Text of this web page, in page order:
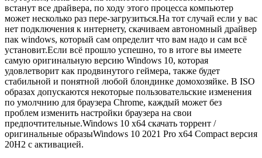
встанут все драйвера, по ходу этого процесса компьютер
может несколько раз пере-загрузиться.На тот случай если у вас
нет подключения к интернету, скачиваем автономный драйвер
пак windows, который сам определит что вам надо и сам всё
установит.Если всё прошло успешно, то в итоге вы имеете
самую оригинальную версию Windows 10, которая
удовлетворит как продвинутого геймера, также будет
стабильной и понятной любой блондинке домохозяйке. В ISO
образах допускаются некоторые пользовательские изменения
по умолчнию для браузера Chrome, каждый может без
проблем изменить настройки браузера на свои
предпочтительные.Windows 10 x64 скачать торрент /
оригинальные образыWindows 10 2021 Pro x64 Compact версия
20H2 с активацией.